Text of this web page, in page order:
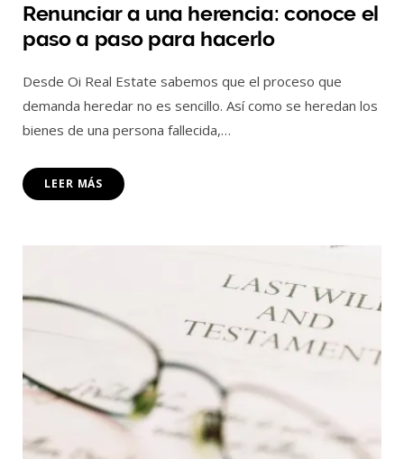
Renunciar a una herencia: conoce el
paso a paso para hacerlo
Desde Oi Real Estate sabemos que el proceso que
demanda heredar no es sencillo. Así como se heredan los
bienes de una persona fallecida,…
LEER MÁS